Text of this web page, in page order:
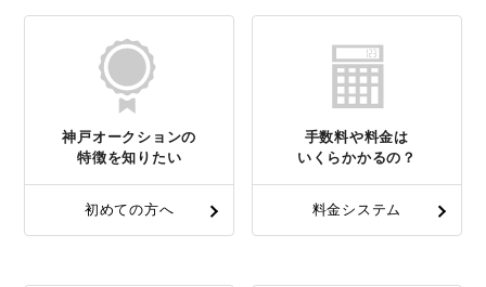
神戸オークションの
特徴を知りたい
初めての方へ
手数料や料金は
いくらかかるの？
料金システム